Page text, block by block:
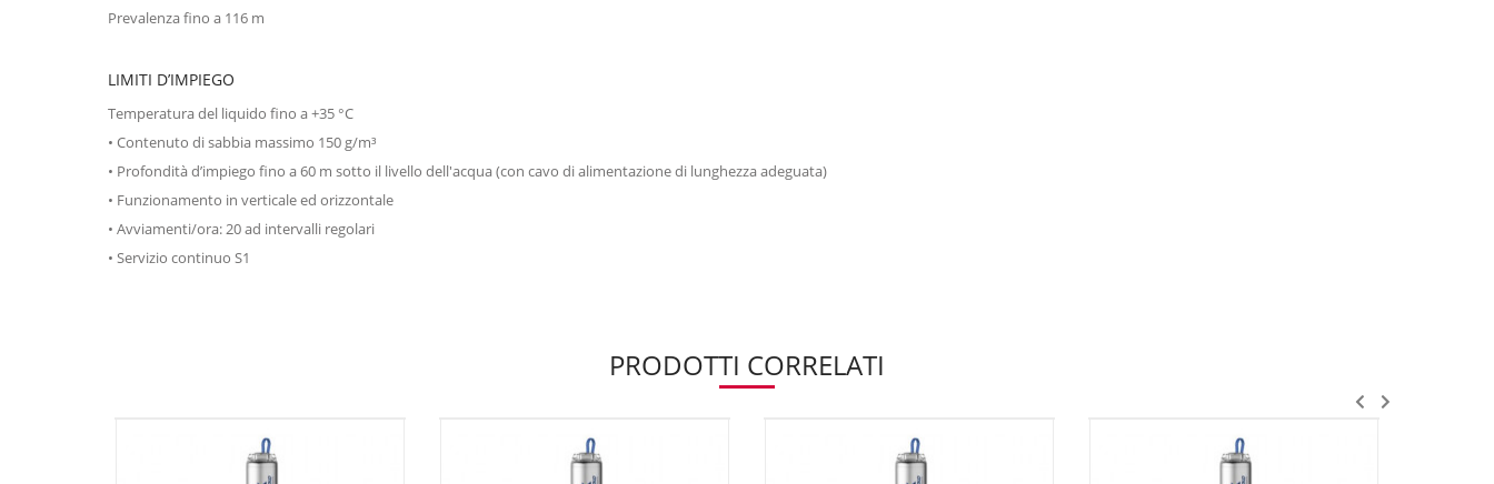
Prevalenza fino a 116 m
LIMITI D’IMPIEGO
Temperatura del liquido fino a +35 °C
• Contenuto di sabbia massimo 150 g/m³
• Profondità d’impiego fino a 60 m sotto il livello dell'acqua (con cavo di alimentazione di lunghezza adeguata)
• Funzionamento in verticale ed orizzontale
• Avviamenti/ora: 20 ad intervalli regolari
• Servizio continuo S1
PRODOTTI CORRELATI